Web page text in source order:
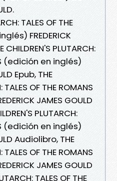
TALES OF THE
FREDERICK
CHILDREN'S PLUTARCH:
(edición en inglés)
Epub, THE
TALES OF THE ROMANS
JAMES GOULD
PLUTARCH:
(edición en inglés)
Audiolibro, THE
TALES OF THE ROMANS
JAMES GOULD
TALES OF THE